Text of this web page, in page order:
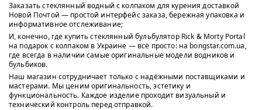
Заказать стеклянный водный с колпаком для курения доставкой
Новой Почтой — простой интерфейс заказа, бережная упаковка и
информативное отслеживание;
И, конечно, где купить стеклянный бульбулятор Rick & Morty Portal
на подарок с колпаком в Украине — всё просто: на bongstar.com.ua,
где всегда в наличии самые оригинальные модели водников и
бульбиков.
Наш магазин сотрудничает только с надёжными поставщиками и
мастерами. Мы ценим оригинальность, эстетику и
функциональность. Каждое изделие проходит визуальный и
технический контроль перед отправкой.